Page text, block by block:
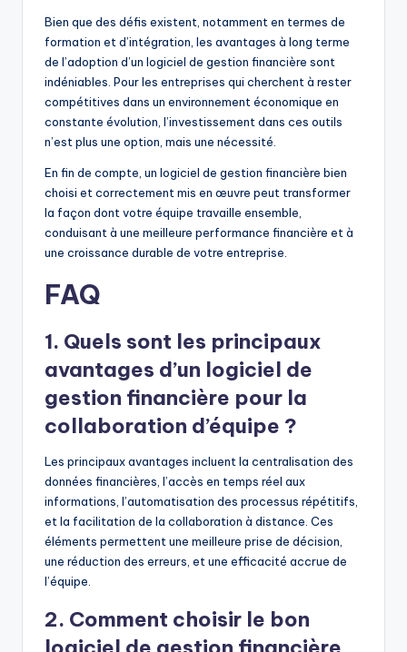
Bien que des défis existent, notamment en termes de
formation et d’intégration, les avantages à long terme
de l’adoption d’un logiciel de gestion financière sont
indéniables. Pour les entreprises qui cherchent à rester
compétitives dans un environnement économique en
constante évolution, l’investissement dans ces outils
n’est plus une option, mais une nécessité.
En fin de compte, un logiciel de gestion financière bien
choisi et correctement mis en œuvre peut transformer
la façon dont votre équipe travaille ensemble,
conduisant à une meilleure performance financière et à
une croissance durable de votre entreprise.
FAQ
1. Quels sont les principaux
avantages d’un logiciel de
gestion financière pour la
collaboration d’équipe ?
Les principaux avantages incluent la centralisation des
données financières, l’accès en temps réel aux
informations, l’automatisation des processus répétitifs,
et la facilitation de la collaboration à distance. Ces
éléments permettent une meilleure prise de décision,
une réduction des erreurs, et une efficacité accrue de
l’équipe.
2. Comment choisir le bon